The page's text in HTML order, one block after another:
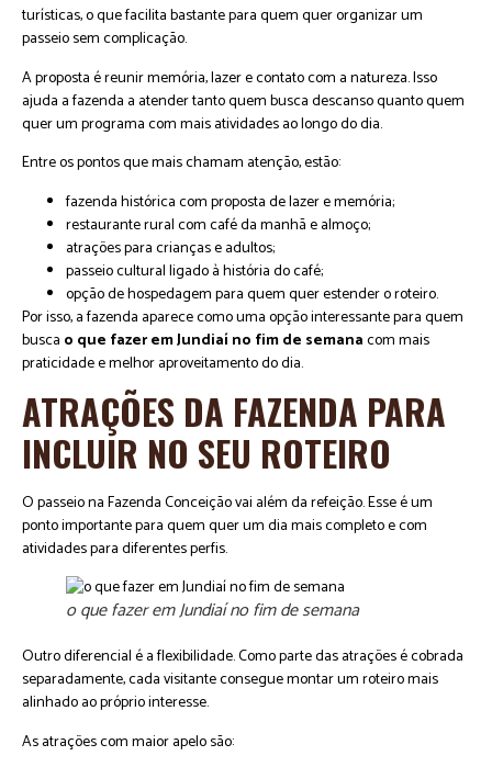
turísticas, o que facilita bastante para quem quer organizar um
passeio sem complicação.
A proposta é reunir memória, lazer e contato com a natureza. Isso
ajuda a fazenda a atender tanto quem busca descanso quanto quem
quer um programa com mais atividades ao longo do dia.
Entre os pontos que mais chamam atenção, estão:
fazenda histórica com proposta de lazer e memória;
restaurante rural com café da manhã e almoço;
atrações para crianças e adultos;
passeio cultural ligado à história do café;
opção de hospedagem para quem quer estender o roteiro.
Por isso, a fazenda aparece como uma opção interessante para quem
busca o que fazer em Jundiaí no fim de semanacom mais
praticidade e melhor aproveitamento do dia.
ATRAÇÕES DA FAZENDA PARA
INCLUIR NO SEU ROTEIRO
O passeio na Fazenda Conceição vai além da refeição. Esse é um
ponto importante para quem quer um dia mais completo e com
atividades para diferentes perfis.
o que fazer em Jundiaí no fim de semana
Outro diferencial é a flexibilidade. Como parte das atrações é cobrada
separadamente, cada visitante consegue montar um roteiro mais
alinhado ao próprio interesse.
As atrações com maior apelo são: